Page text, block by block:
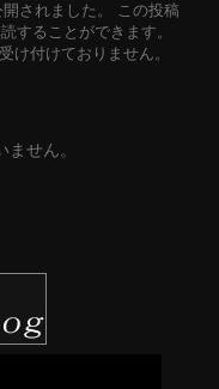
されました。 この投稿
することができます。
け付けておりません。
せん。